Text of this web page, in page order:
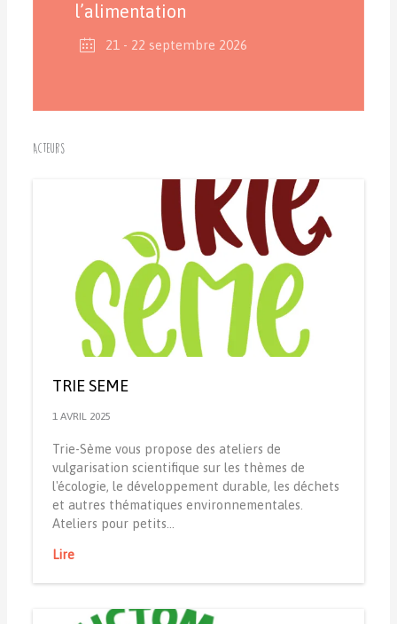
l’alimentation
21 - 22 septembre 2026
Acteurs
TRIE SEME
1 AVRIL 2025
Trie-Sème vous propose des ateliers de
vulgarisation scientifique sur les thèmes de
l'écologie, le développement durable, les déchets
et autres thématiques environnementales.
Ateliers pour petits…
Lire